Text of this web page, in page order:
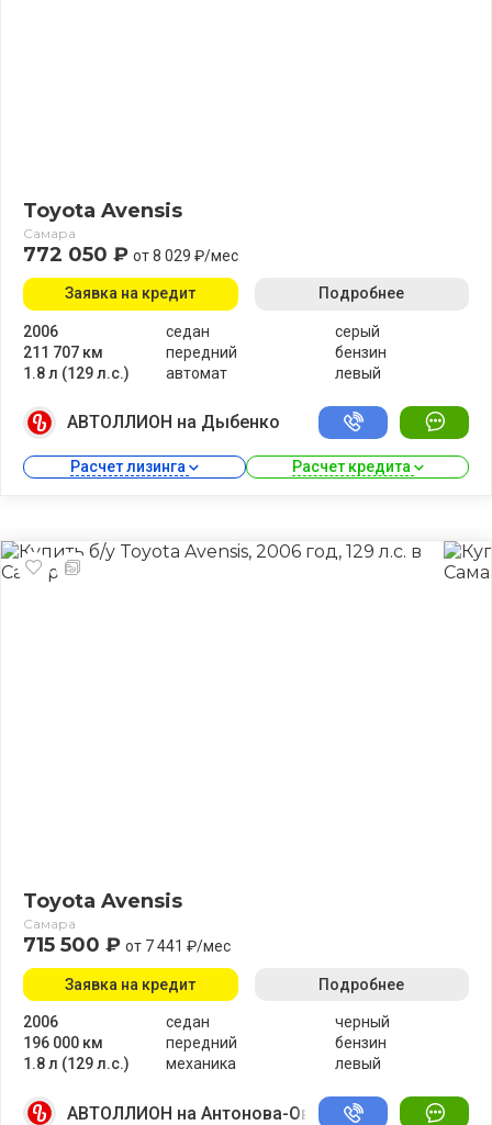
Toyota Avensis
Самара
772 050 ₽ от 8 029 ₽/мес
2006
211 707 км
1.8 л (129 л.с.)
седан
передний
автомат
серый
бензин
левый
Заявка на кредит Подробнее
АВТОЛЛИОН на Дыбенко
Расчет лизинга Расчет кредита
Toyota Avensis
Самара
715 500 ₽ от 7 441 ₽/мес
2006
196 000 км
1.8 л (129 л.с.)
седан
передний
механика
черный
бензин
левый
Заявка на кредит Подробнее
АВТОЛЛИОН на Антонова-Овсеенко